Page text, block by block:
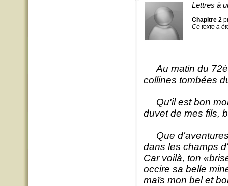
Lettres à
Chapitre 2
Ce texte a
Au matin du
collines tombées
Qu'il est bon
duvet de mes fils,
Que d'aventures
dans les champs
Car voilà, ton
occire sa belle
maïs mon bel et